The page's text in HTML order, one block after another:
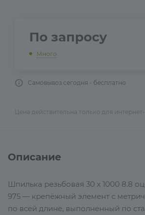
По запросу
Много
Самовывоз сегодня - бесплатно
Цена действительна только для
Описание
Шпилька резьбовая 30 х 1000 8.8
975 — крепёжный элемент с
по всей длине, выполненный по